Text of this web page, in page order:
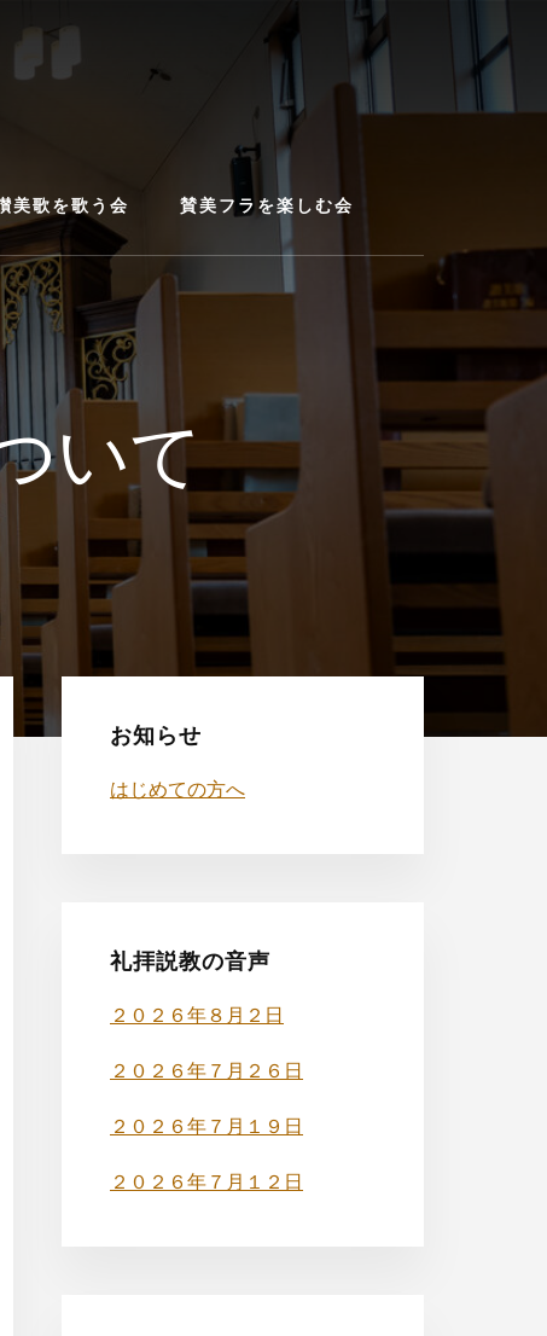
美歌を歌う会 賛美フラを楽しむ会
いて
初
お知らせ
はじめての方へ
礼拝説教の音声
２０２６年８月２日
２０２６年７月２６日
２０２６年７月１９日
２０２６年７月１２日